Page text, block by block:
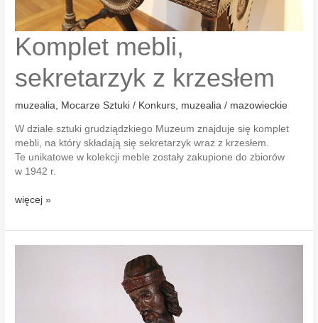
Komplet mebli,
sekretarzyk z krzesłem
muzealia Mocarze Sztuki / Konkurs muzealia / mazowieckie
W dziale sztuki grudziądzkiego Muzeum znajduje się komplet
mebli, na który składają się sekretarzyk wraz z krzesłem.
Te unikatowe w kolekcji meble zostały zakupione do zbiorów
w 1942 r.
Komplet
sekretarzyk
więcej »